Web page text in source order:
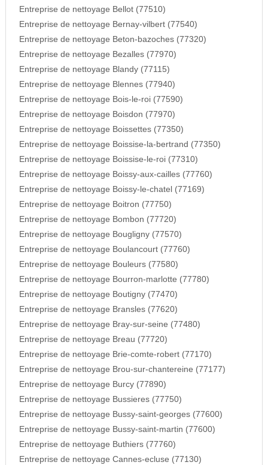
Entreprise de nettoyage Bellot (77510)
Entreprise de nettoyage Bernay-vilbert (77540)
Entreprise de nettoyage Beton-bazoches (77320)
Entreprise de nettoyage Bezalles (77970)
Entreprise de nettoyage Blandy (77115)
Entreprise de nettoyage Blennes (77940)
Entreprise de nettoyage Bois-le-roi (77590)
Entreprise de nettoyage Boisdon (77970)
Entreprise de nettoyage Boissettes (77350)
Entreprise de nettoyage Boissise-la-bertrand (77350)
Entreprise de nettoyage Boissise-le-roi (77310)
Entreprise de nettoyage Boissy-aux-cailles (77760)
Entreprise de nettoyage Boissy-le-chatel (77169)
Entreprise de nettoyage Boitron (77750)
Entreprise de nettoyage Bombon (77720)
Entreprise de nettoyage Bougligny (77570)
Entreprise de nettoyage Boulancourt (77760)
Entreprise de nettoyage Bouleurs (77580)
Entreprise de nettoyage Bourron-marlotte (77780)
Entreprise de nettoyage Boutigny (77470)
Entreprise de nettoyage Bransles (77620)
Entreprise de nettoyage Bray-sur-seine (77480)
Entreprise de nettoyage Breau (77720)
Entreprise de nettoyage Brie-comte-robert (77170)
Entreprise de nettoyage Brou-sur-chantereine (77177)
Entreprise de nettoyage Burcy (77890)
Entreprise de nettoyage Bussieres (77750)
Entreprise de nettoyage Bussy-saint-georges (77600)
Entreprise de nettoyage Bussy-saint-martin (77600)
Entreprise de nettoyage Buthiers (77760)
Entreprise de nettoyage Cannes-ecluse (77130)